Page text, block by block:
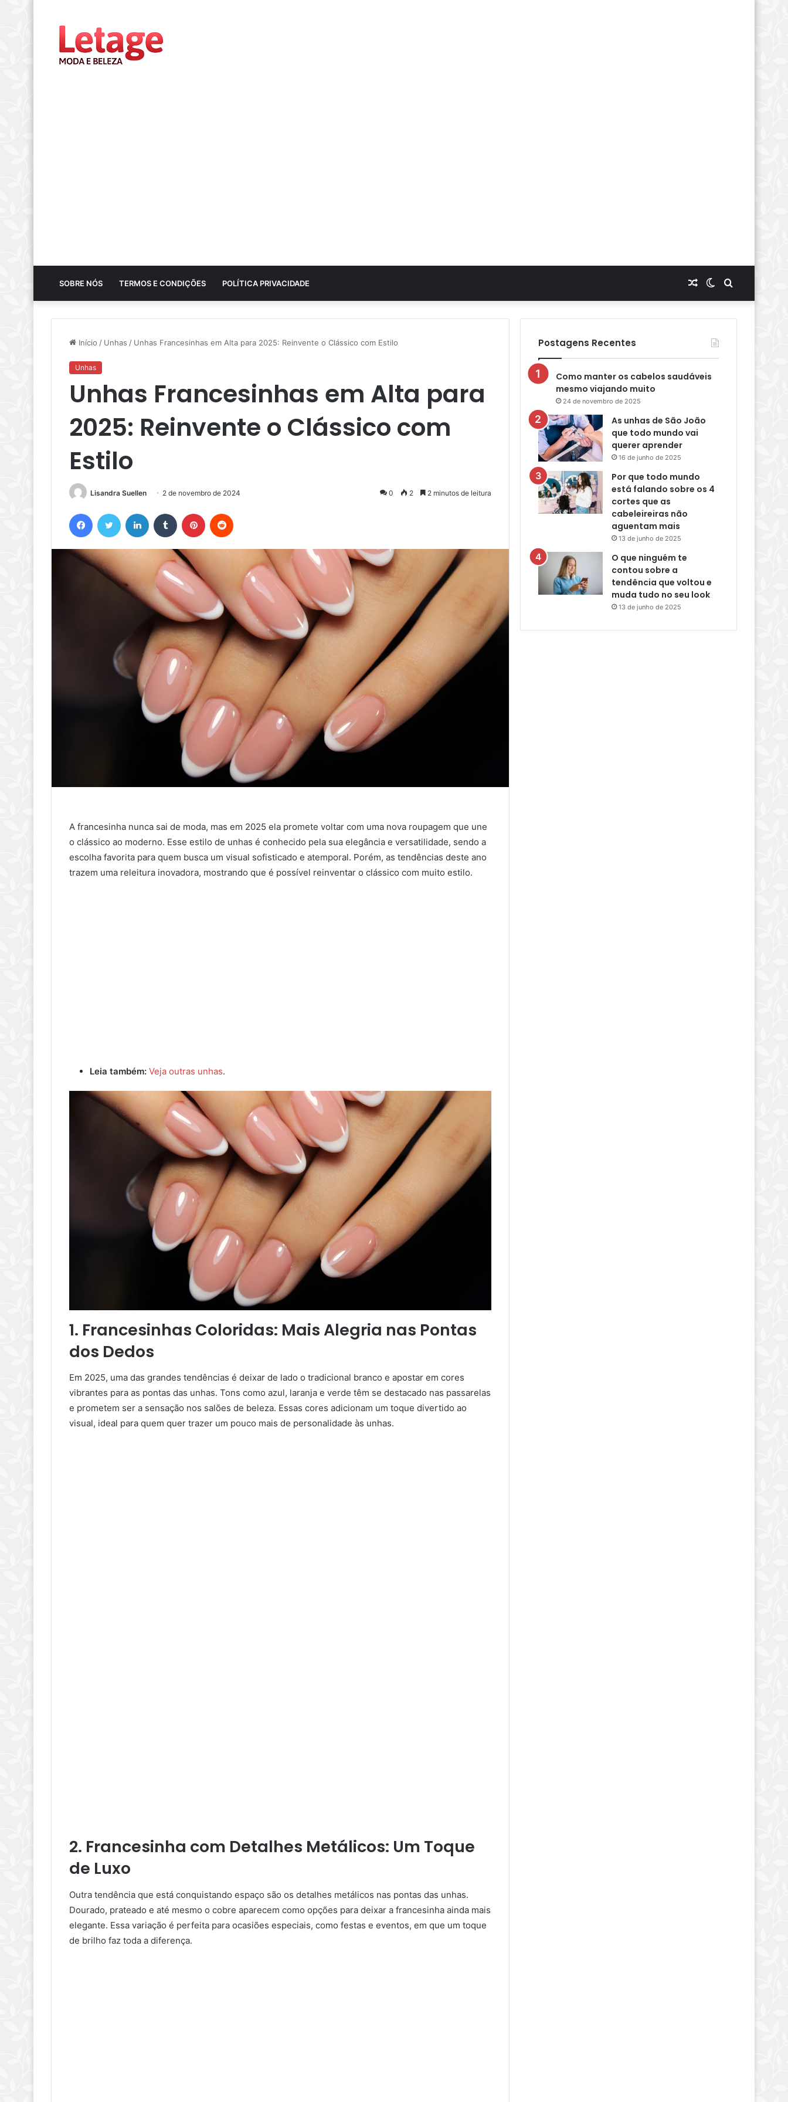
SOBRE NÓS TERMOS E CONDIÇÕES POLÍTICA PRIVACIDADE Procurar
por
Switch
skin
Artigo
aleatório
Início / Unhas / Unhas Francesinhas em Alta para 2025: Reinvente o Clássico com Estilo
Unhas
Unhas Francesinhas em Alta para
2025: Reinvente o Clássico com
Estilo
Lisandra Suellen 2 de novembro de 2024 0 2 2 minutos de leitura
FacebookTwitter Linkedin Tumblr Pinterest
A francesinha nunca sai de moda, mas em 2025 ela promete voltar com uma nova roupagem que une
o clássico ao moderno. Esse estilo de unhas é conhecido pela sua elegância e versatilidade, sendo a
escolha favorita para quem busca um visual sofisticado e atemporal. Porém, as tendências deste ano
trazem uma releitura inovadora, mostrando que é possível reinventar o clássico com muito estilo.
Leia também: Veja outras unhas.
1. Francesinhas Coloridas: Mais Alegria nas Pontas
dos Dedos
Em 2025, uma das grandes tendências é deixar de lado o tradicional branco e apostar em cores
vibrantes para as pontas das unhas. Tons como azul, laranja e verde têm se destacado nas passarelas
e prometem ser a sensação nos salões de beleza. Essas cores adicionam um toque divertido ao
visual, ideal para quem quer trazer um pouco mais de personalidade às unhas.
2. Francesinha com Detalhes Metálicos: Um Toque
de Luxo
Outra tendência que está conquistando espaço são os detalhes metálicos nas pontas das unhas.
Dourado, prateado e até mesmo o cobre aparecem como opções para deixar a francesinha ainda mais
elegante. Essa variação é perfeita para ocasiões especiais, como festas e eventos, em que um toque
de brilho faz toda a diferença.
Postagens Recentes
Como manter os cabelos saudáveis
mesmo viajando muito
24 de novembro de 2025
As unhas de São João
que todo mundo vai
querer aprender
16 de junho de 2025
Por que todo mundo
está falando sobre os 4
cortes que as
cabeleireiras não
aguentam mais
13 de junho de 2025
O que ninguém te
contou sobre a
tendência que voltou e
muda tudo no seu look
13 de junho de 2025